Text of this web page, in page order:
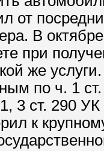
от
В
при
же
по ч. 1
3 ст. 290
к